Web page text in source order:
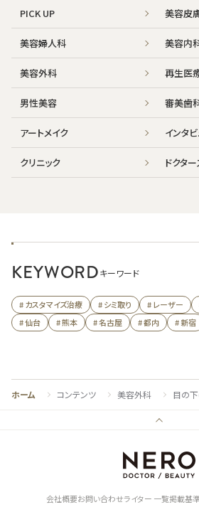
PICK UP 美容皮
美容婦人科 美容内
美容外科 再生医
男性美容 審美歯
アートメイク インタ
クリニック ドクタ
KEYWORDキーワード
# カスタマイズ治療 # シミ取り # レーザー
# 仙台
# 熊本 # 名古屋 # 都内 # 新宿
ホーム コンテンツ 美容外科 目の
会社概要お問い合わせライター 一覧掲載基